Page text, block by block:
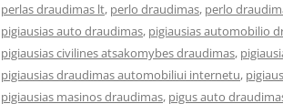
perlas draudimas lt, perlo draudimas, perlo
pigiausias auto draudimas, pigiausias automobilio
pigiausias civilines atsakomybes draudimas,
pigiausias draudimas automobiliui internetu,
pigiausias masinos draudimas, pigus auto